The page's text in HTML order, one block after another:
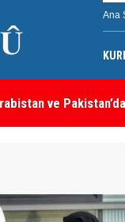
Ana
Washington'ın